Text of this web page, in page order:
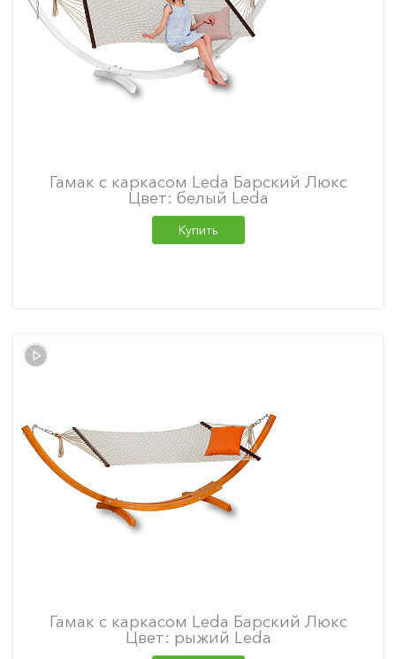
Гамак с каркасом Leda Барский Люкс
Цвет: белый Leda
Купить
Гамак с каркасом Leda Барский Люкс
Цвет: рыжий Leda